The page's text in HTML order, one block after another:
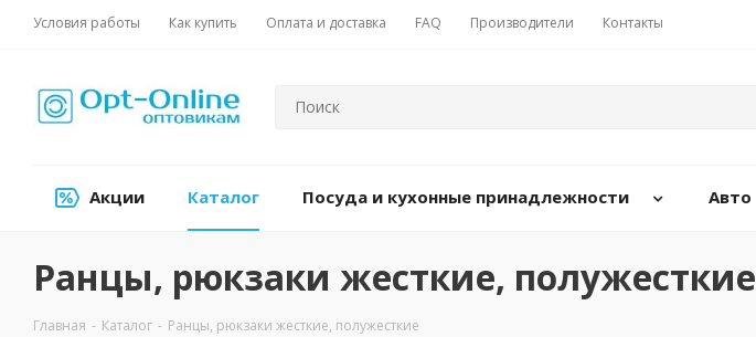
Условия работы Как купить Оплата и доставка FAQ Производители Контакты
Акции Каталог Посуда и кухонные принадлежности Авто
Ранцы, рюкзаки жесткие, полужесткие
Главная - Каталог - Ранцы, рюкзаки жесткие, полужесткие